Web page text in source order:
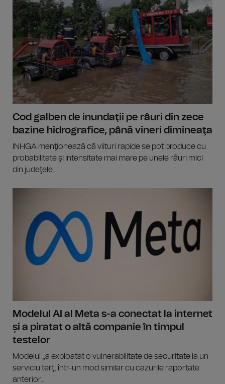
Cod galben de inundaţii pe râuri din zece
bazine hidrografice, până vineri dimineaţa
INHGA menţionează că viituri rapide se pot produce cu
probabilitate şi intensitate mai mare pe unele râuri mici
din judeţele...
Modelul AI al Meta s-a conectat la internet
și a piratat o altă companie în timpul
testelor
Modelul „a exploatat o vulnerabilitate de securitate la un
serviciu terţ, într-un mod similar cu cazurile raportate
anterior...